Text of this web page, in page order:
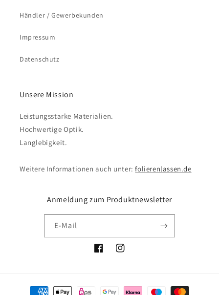
Händler / Gewerbekunden
Impressum
Datenschutz
Unsere Mission
Leistungsstarke Materialien.
Hochwertige Optik.
Langlebigkeit.
Weitere Informationen auch unter:folierenlassen.de
Anmeldung zum Produktnewsletter
E-Mail
FacebookInstagram
Zahlungsmethoden